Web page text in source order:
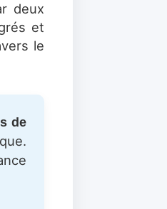
deux
et
le
de